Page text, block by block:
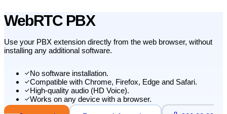
WebRTC PBX
Use your PBX extension directly from the web browser, without
installing any additional software.
No software installation.
Compatible with Chrome, Firefox, Edge and Safari.
High-quality audio (HD Voice).
Works on any device with a browser.